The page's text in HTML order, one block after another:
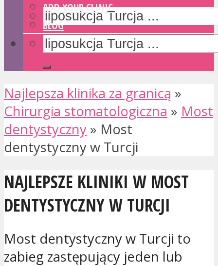
ADD YOUR CLINIC
BLOG
Najlepsza klinika za granicą »
Chirurgia stomatologiczna » Most
dentystyczny » Most
dentystyczny w Turcji
NAJLEPSZE KLINIKI W MOST
DENTYSTYCZNY W TURCJI
Most dentystyczny w Turcji to
zabieg zastępujący jeden lub